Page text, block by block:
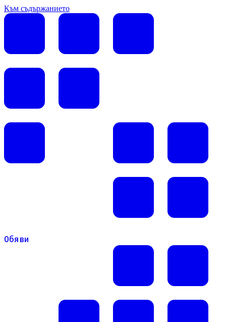
Към съдържанието
Обяви